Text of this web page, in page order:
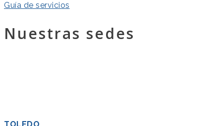
Guía de servicios
Nuestras sedes